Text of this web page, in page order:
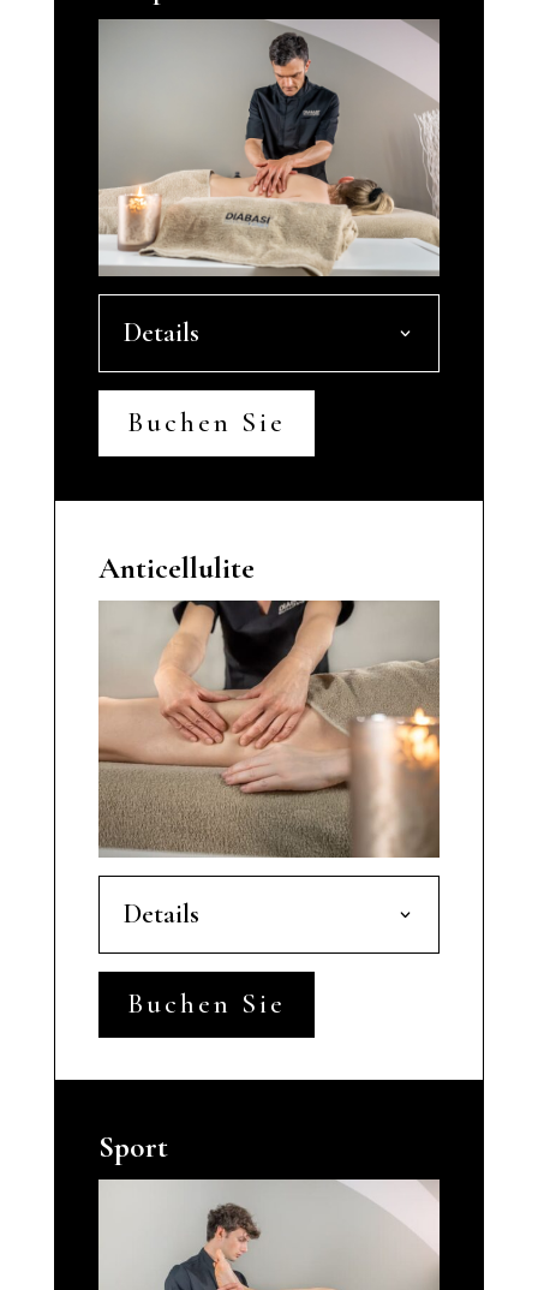
Details
Buchen Sie
Anticellulite
Details
Buchen Sie
Sport